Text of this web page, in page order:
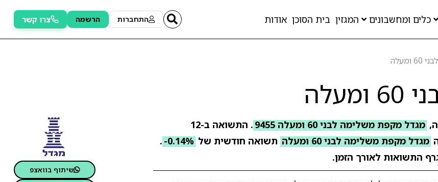
כלים ומחשבונים המגזין בית הסוכן אודות התחברות הרשמה צרו קשר
מגדל מקפת משלימה לבני 60 ומעלה 9455
. התשואה ב-12
מגדל מקפת משלימה לבני 60 ומעלה תשואה חודשית של -0.14%
.
התשואות לאורך הזמן.
שיתוף בוואצפ